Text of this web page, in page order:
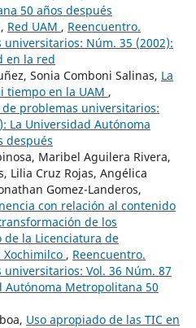
50 años después
Red UAM , Reencuentro.
Núm. 35 (2002):
en la red
Sonia Comboni Salinas, La
tiempo en la UAM ,
problemas universitarios:
La Universidad Autónoma
después
Maribel Aguilera Rivera,
Lilia Cruz Rojas, Angélica
Gomez-Landeros,
con relación al contenido
de los
la Licenciatura de
Xochimilco , Reencuentro.
Vol. 36 Núm. 87
Autónoma Metropolitana 50
Uso apropiado de las TIC en